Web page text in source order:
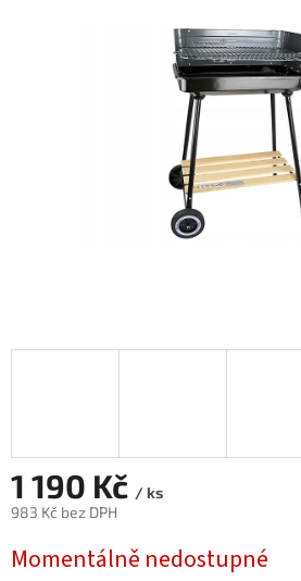
1 190 Kč / ks
983 Kč bez DPH
cena:
Momentálně nedostupné